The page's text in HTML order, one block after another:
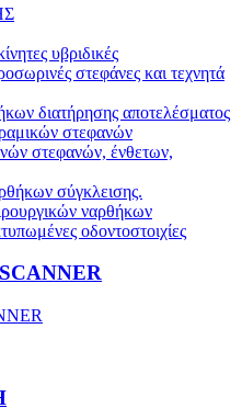
υβριδικές
στεφάνες και τεχνητά
διατήρησης αποτελέσματος
στεφανών
στεφανών, ένθετων,
σύγκλεισης.
ναρθήκων
οδοντοστοιχίες